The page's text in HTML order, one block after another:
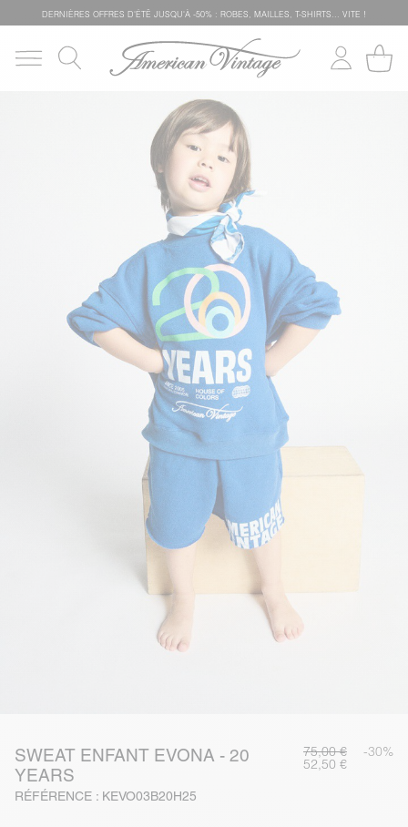
DERNIÈRES OFFRES D'ÉTÊ JUSQU'À -50% : ROBES, MAILLES, T-SHIRTS... VITE !
SWEAT ENFANT EVONA - 20
YEARS
RÉFÉRENCE : KEVO03B20H25
75,00 € -30%
52,50 €